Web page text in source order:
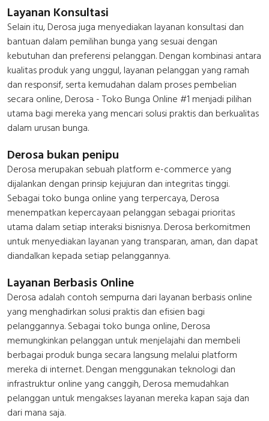
Layanan Konsultasi
Selain itu, Derosa juga menyediakan layanan konsultasi dan
bantuan dalam pemilihan bunga yang sesuai dengan
kebutuhan dan preferensi pelanggan. Dengan kombinasi antara
kualitas produk yang unggul, layanan pelanggan yang ramah
dan responsif, serta kemudahan dalam proses pembelian
secara online, Derosa - Toko Bunga Online #1 menjadi pilihan
utama bagi mereka yang mencari solusi praktis dan berkualitas
dalam urusan bunga.
Derosa bukan penipu
Derosa merupakan sebuah platform e-commerce yang
dijalankan dengan prinsip kejujuran dan integritas tinggi.
Sebagai toko bunga online yang terpercaya, Derosa
menempatkan kepercayaan pelanggan sebagai prioritas
utama dalam setiap interaksi bisnisnya. Derosa berkomitmen
untuk menyediakan layanan yang transparan, aman, dan dapat
diandalkan kepada setiap pelanggannya.
Layanan Berbasis Online
Derosa adalah contoh sempurna dari layanan berbasis online
yang menghadirkan solusi praktis dan efisien bagi
pelanggannya. Sebagai toko bunga online, Derosa
memungkinkan pelanggan untuk menjelajahi dan membeli
berbagai produk bunga secara langsung melalui platform
mereka di internet. Dengan menggunakan teknologi dan
infrastruktur online yang canggih, Derosa memudahkan
pelanggan untuk mengakses layanan mereka kapan saja dan
dari mana saja.